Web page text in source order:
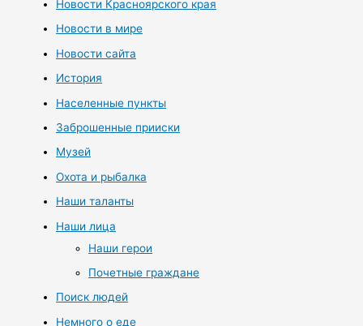
Новости Красноярского края
Новости в мире
Новости сайта
История
Населенные пункты
Заброшенные прииски
Музей
Охота и рыбалка
Наши таланты
Наши лица
Наши герои
Почетные граждане
Поиск людей
Немного о еде